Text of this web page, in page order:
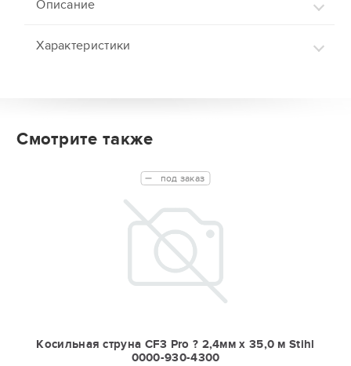
Описание
Характеристики
Смотрите также
Косильная струна CF3 Pro ? 2,4мм х 35,0 м Stihl
0000-930-4300
под заказ